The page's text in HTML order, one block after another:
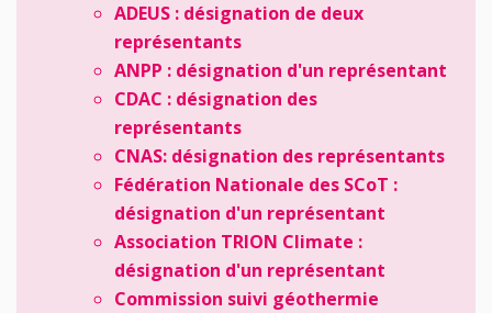
ADEUS : désignation de deux
représentants
ANPP : désignation d'un représentant
CDAC : désignation des
représentants
CNAS: désignation des représentants
Fédération Nationale des SCoT :
désignation d'un représentant
Association TRION Climate :
désignation d'un représentant
Commission suivi géothermie